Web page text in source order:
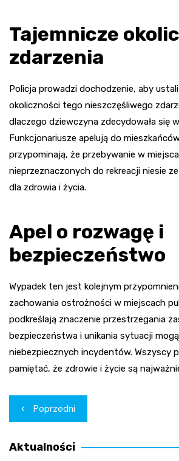
Tajemnicze
zdarzenia
Policja prowadzi dochodzenie, aby
okoliczności tego nieszczęśliwego
dlaczego dziewczyna zdecydowała się
Funkcjonariusze apelują do
przypominają, że przebywanie w
nieprzeznaczonych do rekreacji niesie
dla zdrowia i życia.
Apel o rozwagę i
bezpieczeństwo
Wypadek ten jest kolejnym
zachowania ostrożności w miejscach
podkreślają znaczenie przestrzegania
bezpieczeństwa i unikania sytuacji
niebezpiecznych incydentów. Wszyscy
pamiętać, że zdrowie i życie są
Nawigacja
wpisu
Poprzedni
Aktualności